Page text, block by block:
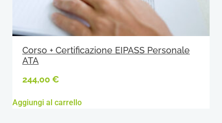
Corso + Certificazione EIPASS Personale
ATA
244,00 €
Aggiungi al carrello